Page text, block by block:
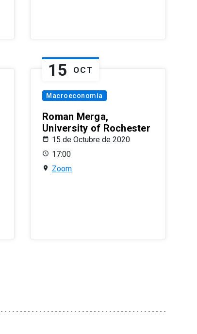
15 OCT
Macroeconomía
Roman Merga,
University of Rochester
15 de Octubre de 2020
17:00
Zoom